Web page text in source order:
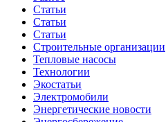
Статьи
Статьи
Статьи
Строительные организации
Тепловые насосы
Технологии
Экостатьи
Электромобили
Энергетические новости